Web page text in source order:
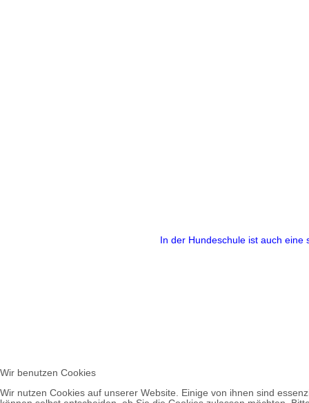
In der Hundeschule ist auch
Wir benutzen Cookies
Wir nutzen Cookies auf unserer Website. Einige von ihnen sind